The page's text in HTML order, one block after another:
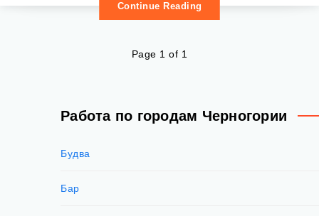
Continue Reading
Page 1 of 1
Работа по городам Черногории
Будва
Бар